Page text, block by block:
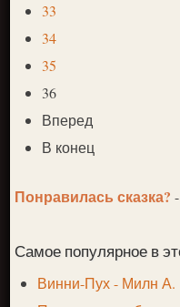
33
34
35
36
Вперед
В конец
Понравилась сказка?
Самое популярное в
Винни-Пух - Милн А.